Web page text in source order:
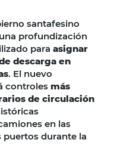
santafesino
profundización
para asignar
descarga en
. El nuevo
controles más
de circulación
en las
puertos durante la